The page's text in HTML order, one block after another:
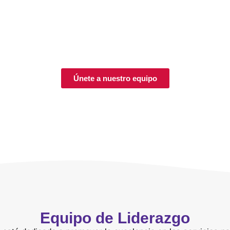
Únete a nuestro equipo
Equipo de Liderazgo